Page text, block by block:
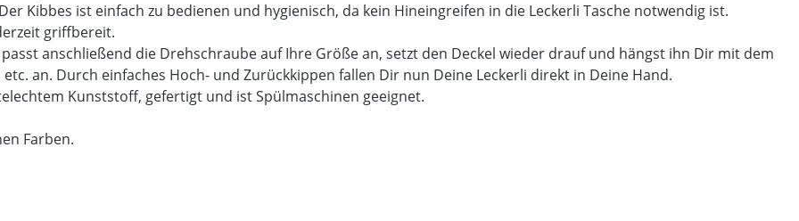
Kibbes ist einfach zu bedienen und hygienisch, da kein Hineingreifen in die Leckerli Tasche notwendig ist.
griffbereit.
anschließend die Drehschraube auf Ihre Größe an, setzt den Deckel wieder drauf und hängst ihn Dir mit dem
an. Durch einfaches Hoch- und Zurückkippen fallen Dir nun Deine Leckerli direkt in Deine Hand.
Kunststoff, gefertigt und ist Spülmaschinen geeignet.
Farben.